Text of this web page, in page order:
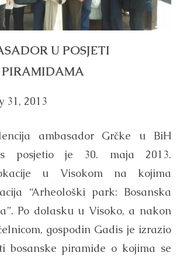
U POSJETI
PIRAMIDAMA
31, 2013
ambasador Grčke u BiH
posjetio je 30. maja 2013.
u Visokom na kojima
“Arheološki park: Bosanska
Po dolasku u Visoko, a nakon
gospodin Gadis je izrazio
bosanske piramide o kojima se